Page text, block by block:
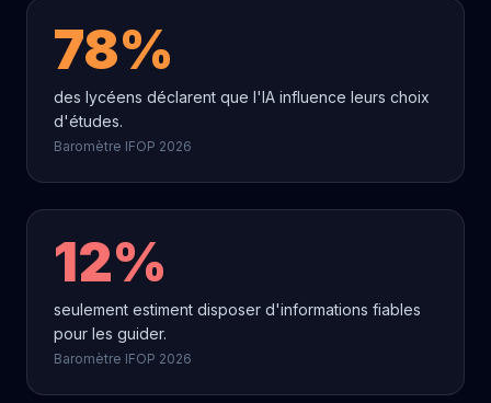
78%
des lycéens déclarent que l'IA influence leurs choix
d'études.
Baromètre IFOP 2026
12%
seulement estiment disposer d'informations fiables
pour les guider.
Baromètre IFOP 2026